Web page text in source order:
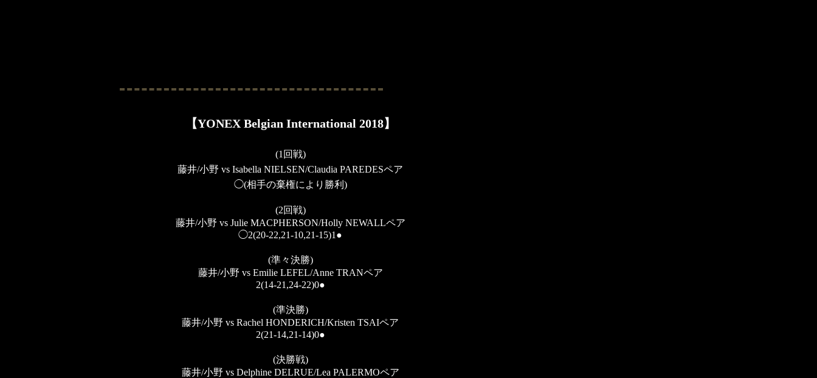
【YONEX Belgian International 2018】
(1回戦)
藤井/小野 vs Isabella NIELSEN/Claudia PAREDESペア
◯(相手の棄権により勝利)
(2回戦)
藤井/小野 vs Julie MACPHERSON/Holly NEWALLペア
◯2(20-22,21-10,21-15)1●
(準々決勝)
藤井/小野 vs Emilie LEFEL/Anne TRANペア
2(14-21,24-22)0●
(準決勝)
藤井/小野 vs Rachel HONDERICH/Kristen TSAIペア
2(21-14,21-14)0●
(決勝戦)
藤井/小野 vs Delphine DELRUE/Lea PALERMOペア